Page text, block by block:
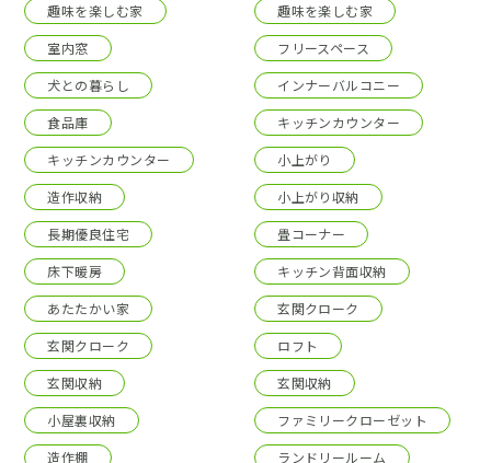
趣味を楽しむ家
室内窓
犬との暮らし
食品庫
キッチンカウンター
造作収納
長期優良住宅
床下暖房
あたたかい家
玄関クローク
玄関収納
小屋裏収納
造作棚
趣味を楽しむ家
フリースペース
インナーバルコニー
キッチンカウンター
小上がり
小上がり収納
畳コーナー
キッチン背面収納
玄関クローク
ロフト
玄関収納
ファミリークローゼット
ランドリールーム